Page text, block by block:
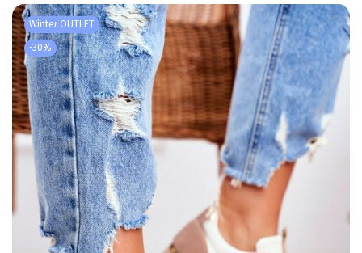
Winter OUTLET
-30%